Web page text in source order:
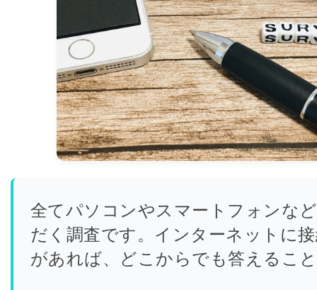
全てパソコンやスマートフォンな
だく調査です。インターネットに
があれば、どこからでも答えるこ